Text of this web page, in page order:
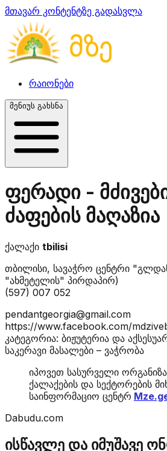
მთავარ კონტენტზე გადასვლა
რაიონები
მენიუს გახსნა
ფერადი -
ძაფების მაღაზია
ქალაქი tbilisi
თბილისი, სავაჭრო ცენტრი
"ახმეტელის" პირდაპირ)
(597) 007 052
pendantgeorgia@gmail.com
https://www.facebook.com/
კატეგორია: ბიჟუტერია და
საკერავი მასალები – ვაჭრობა
იპოვეთ სასურველი
ქალაქების და სექტორების
საინფორმაციო ცენტრ
Dabudu.com
ისწავლე და იმუშავე